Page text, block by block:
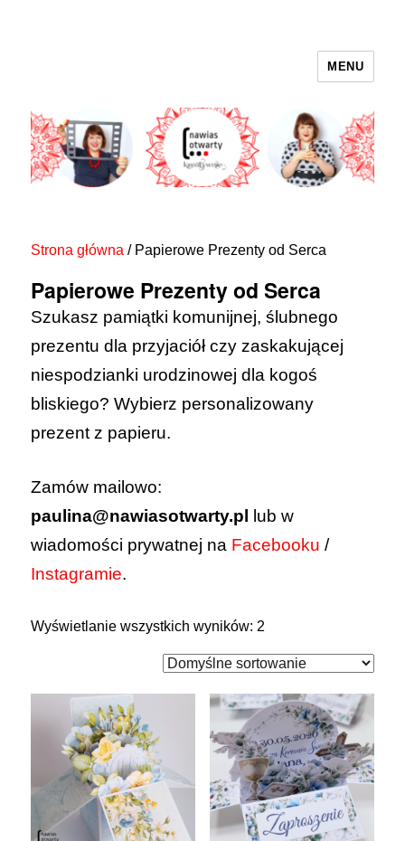
MENU
Strona główna / Papierowe Prezenty od Serca
Papierowe Prezenty od Serca
Szukasz pamiątki komunijnej, ślubnego
prezentu dla przyjaciół czy zaskakującej
niespodzianki urodzinowej dla kogoś
bliskiego? Wybierz personalizowany
prezent z papieru.
Zamów mailowo:
paulina@nawiasotwarty.pl
lub w
wiadomości prywatnej na Facebooku /
Instagramie.
Wyświetlanie wszystkich wyników: 2